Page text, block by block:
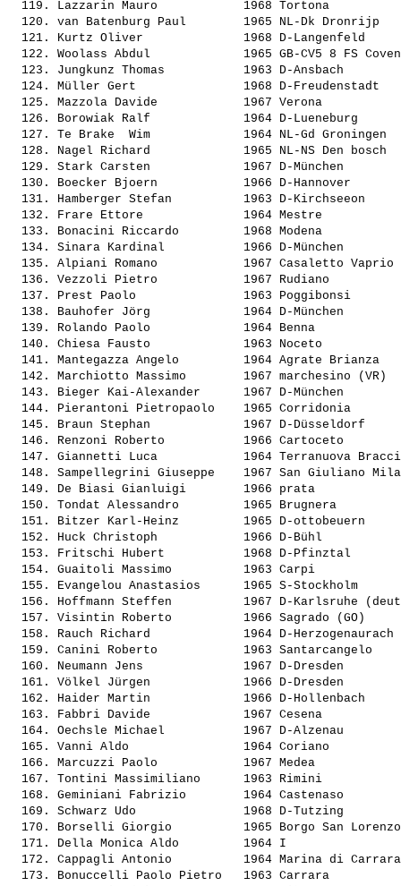
  119.
Lazzarin Mauro
1968 Tortona
  120.
van Batenburg Paul
1965 NL-Dk
  121.
Kurtz Oliver
1968 D-Langenfeld
  122.
Woolass Abdul
1965 GB-CV5 8
  123.
Jungkunz Thomas
1963 D-Ansbach
  124.
Müller Gert
1968 D-
  125.
Mazzola Davide
1967 Verona
  126.
Borowiak Ralf
1964 D-
  127.
Te Brake  Wim
1964 NL-Gd
  128.
Nagel Richard
1965 NL-NS Den
  129.
Stark Carsten
1967 D-München
  130.
Boecker Bjoern
1966 D-Hannover
  131.
Hamberger Stefan
1963 D-Kirchseeon
  132.
Frare Ettore
1964 Mestre
  133.
Bonacini Riccardo
1968 Modena
  134.
Sinara Kardinal
1966 D-München
  135.
Alpiani Romano
1967 Casaletto
  136.
Vezzoli Pietro
1967 Rudiano
  137.
Prest Paolo
1963 Poggibonsi
  138.
Bauhofer Jörg
1964 D-München
  139.
Rolando Paolo
1964 Benna
  140.
Chiesa Fausto
1963 Noceto
  141.
Mantegazza Angelo
1964 Agrate
  142.
Marchiotto Massimo
1967 marchesino
  143.
Bieger Kai-Alexander
1967 D-München
  144.
Pierantoni Pietropaolo
1965 Corridonia
  145.
Braun Stephan
1967 D-Düsseldorf
  146.
Renzoni Roberto
1966 Cartoceto
  147.
Giannetti Luca
1964 Terranuova
  148.
Sampellegrini Giuseppe
1967 San Giuliano
  149.
De Biasi Gianluigi
1966 prata
  150.
Tondat Alessandro
1965 Brugnera
  151.
Bitzer Karl-Heinz
1965 D-ottobeuern
  152.
Huck Christoph
1966 D-Bühl
  153.
Fritschi Hubert
1968 D-Pfinztal
  154.
Guaitoli Massimo
1963 Carpi
  155.
Evangelou Anastasios
1965 S-Stockholm
  156.
Hoffmann Steffen
1967 D-Karlsruhe
  157.
Visintin Roberto
1966 Sagrado (GO)
  158.
Rauch Richard
1964 D-
  159.
Canini Roberto
1963
  160.
Neumann Jens
1967 D-Dresden
  161.
Völkel Jürgen
1966 D-Dresden
  162.
Haider Martin
1966 D-Hollenbach
  163.
Fabbri Davide
1967 Cesena
  164.
Oechsle Michael
1967 D-Alzenau
  165.
Vanni Aldo
1964 Coriano
  166.
Marcuzzi Paolo
1967 Medea
  167.
Tontini Massimiliano
1963 Rimini
  168.
Geminiani Fabrizio
1964 Castenaso
  169.
Schwarz Udo
1968 D-Tutzing
  170.
Borselli Giorgio
1965 Borgo San
  171.
Della Monica Aldo
1964 I
  172.
Cappagli Antonio
1964 Marina di
  173.
Bonuccelli Paolo Pietro
1963 Carrara